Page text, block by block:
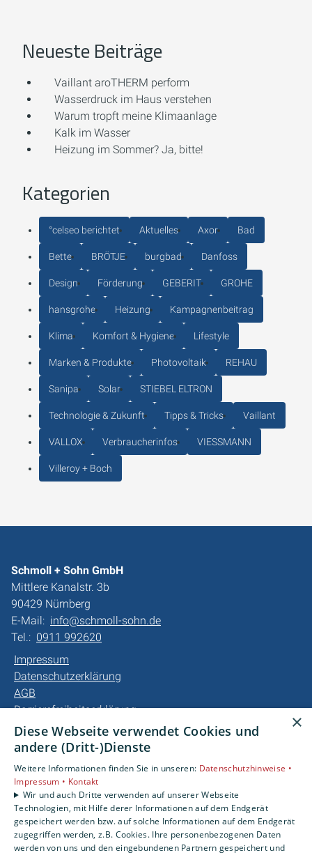
Neueste Beiträge
Vaillant aroTHERM perform
Wasserdruck im Haus verstehen
Warum tropft meine Klimaanlage
Kalk im Wasser
Heizung im Sommer? Ja, bitte!
Kategorien
°celseo berichtet Aktuelles Axor Bad
Bette BRÖTJE burgbad Danfoss
Design Förderung GEBERIT GROHE
hansgrohe Heizung Kampagnenbeitrag
Klima Komfort & Hygiene Lifestyle
Marken & Produkte Photovoltaik REHAU
Sanipa Solar STIEBEL ELTRON
Technologie & Zukunft Tipps & Tricks Vaillant
VALLOX Verbraucherinfos VIESSMANN
Villeroy + Boch
Schmoll + Sohn GmbH
Mittlere Kanalstr. 3b
90429 Nürnberg
E-Mail: info@schmoll-sohn.de
Tel.: 0911 992620
Impressum
Datenschutzerklärung
AGB
Barrierefreiheitserklärung
Unsere Bereiche
Gewerbekunden
Karriere
Unternehmen
Kontakt
×
Diese Webseite verwendet Cookies und
andere (Dritt-)Dienste
Weitere Informationen finden Sie in unseren: Datenschutzhinweise •
Impressum • Kontakt
Wir und auch Dritte verwenden auf unserer Webseite
Technologien, mit Hilfe derer Informationen auf dem Endgerät
gespeichert werden bzw. auf solche Informationen auf dem Endgerät
zugegriffen werden, z.B. Cookies. Ihre personenbezogenen Daten
werden von uns und den eingebundenen Partnern gespeichert und